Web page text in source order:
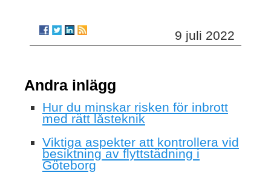
9 juli 2022
Andra inlägg
Hur du minskar risken för inbrott
med rätt låsteknik
Viktiga aspekter att kontrollera vid
besiktning av flyttstädning i
Göteborg